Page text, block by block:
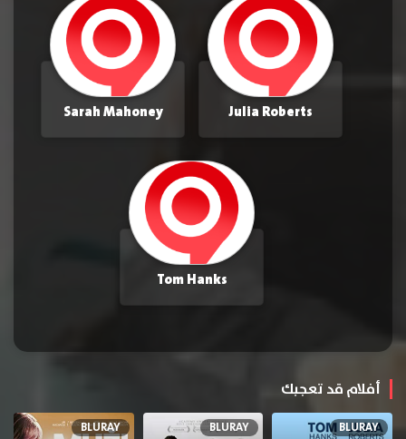
Julia Roberts
Sarah Mahoney
Tom Hanks
أفلام قد تعجبك
BLURAY
BLURAY
BLURAY